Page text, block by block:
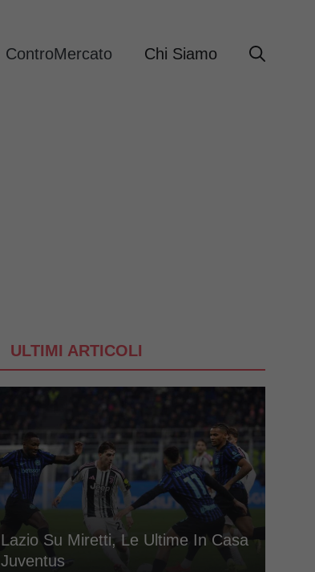
ControMercato Chi Siamo
ULTIMI ARTICOLI
Lazio Su Miretti, Le Ultime In Casa
Juventus